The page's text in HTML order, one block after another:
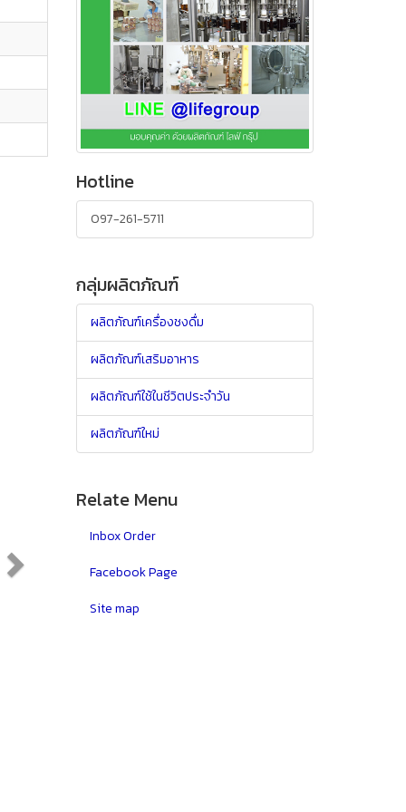
Hotline
097-261-5711
กลุ่มผลิตภัณฑ์
ผลิตภัณฑ์เครื่องชงดื่ม
ผลิตภัณฑ์เสริมอาหาร
ผลิตภัณฑ์ใช้ในชีวิตประจำวัน
ผลิตภัณฑ์ใหม่
Relate Menu
Inbox Order
Facebook Page
Site map